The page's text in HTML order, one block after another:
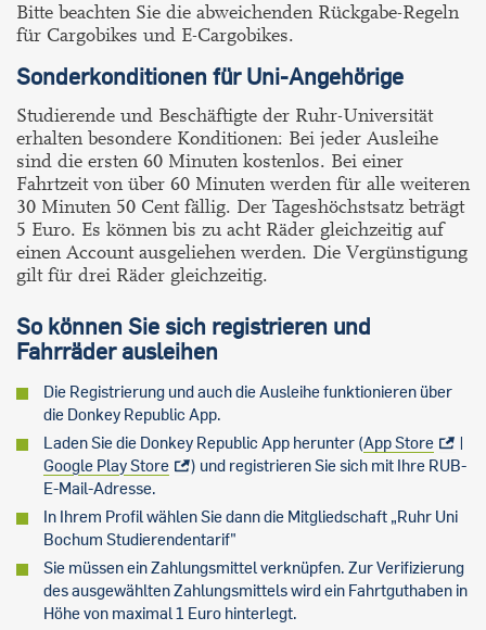
Bitte beachten Sie die abweichenden Rückgabe-Regeln
für Cargobikes und E-Cargobikes.
Sonderkonditionen für Uni-Angehörige
Studierende und Beschäftigte der Ruhr-Universität
erhalten besondere Konditionen: Bei jeder Ausleihe
sind die ersten 60 Minuten kostenlos. Bei einer
Fahrtzeit von über 60 Minuten werden für alle weiteren
30 Minuten 50 Cent fällig. Der Tageshöchstsatz beträgt
5 Euro. Es können bis zu acht Räder gleichzeitig auf
einen Account ausgeliehen werden. Die Vergünstigung
gilt für drei Räder gleichzeitig.
So können Sie sich registrieren und
Fahrräder ausleihen
Die Registrierung und auch die Ausleihe funktionieren über
die Donkey Republic App.
Laden Sie die Donkey Republic App herunter (App Store
|
Google Play Store
) und registrieren Sie sich mit Ihre RUB-
E-Mail-Adresse.
In Ihrem Profil wählen Sie dann die Mitgliedschaft „Ruhr Uni
Bochum Studierendentarif"
Sie müssen ein Zahlungsmittel verknüpfen. Zur Verifizierung
des ausgewählten Zahlungsmittels wird ein Fahrtguthaben in
Höhe von maximal 1 Euro hinterlegt.